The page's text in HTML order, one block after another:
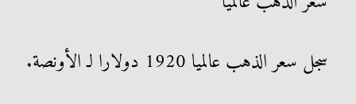
سجل سعر الذهب عالميا 1920 دولارا لـ الأونصة.